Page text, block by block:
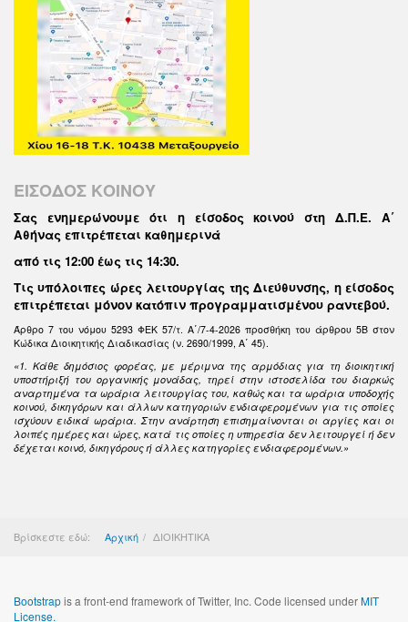
ΕΙΣΟΔΟΣ ΚΟΙΝΟΥ
Σας ενημερώνουμε ότι η είσοδος κοινού στη Δ.Π.Ε. Α΄
Αθήνας επιτρέπεται καθημερινά
από τις 12:00 έως τις 14:30.
Τις υπόλοιπες ώρες λειτουργίας της Διεύθυνσης, η είσοδος
επιτρέπεται μόνον κατόπιν προγραμματισμένου ραντεβού.
Άρθρο 7 του νόμου 5293 ΦΕΚ 57/τ. Α΄/7-4-2026 προσθήκη του άρθρου 5Β στον
Κώδικα Διοικητικής Διαδικασίας (ν. 2690/1999, Α΄ 45).
«1. Κάθε δημόσιος φορέας, με μέριμνα της αρμόδιας για τη διοικητική
υποστήριξή του οργανικής μονάδας, τηρεί στην ιστοσελίδα του διαρκώς
αναρτημένα τα ωράρια λειτουργίας του, καθώς και τα ωράρια υποδοχής
κοινού, δικηγόρων και άλλων κατηγοριών ενδιαφερομένων για τις οποίες
ισχύουν ειδικά ωράρια. Στην ανάρτηση επισημαίνονται οι αργίες και οι
λοιπές ημέρες και ώρες, κατά τις οποίες η υπηρεσία δεν λειτουργεί ή δεν
δέχεται κοινό, δικηγόρους ή άλλες κατηγορίες ενδιαφερομένων.»
Βρίσκεστε εδώ: Αρχική ΔΙΟΙΚΗΤΙΚΑ
Bootstrapis a front-end framework of Twitter, Inc. Code licensed underMIT
License.